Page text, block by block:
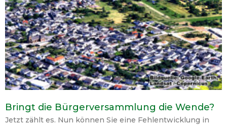
Bringt die Bürgerversammlung die Wende?
Jetzt zählt es. Nun können Sie eine Fehlentwicklung in